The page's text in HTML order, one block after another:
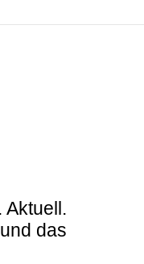
Aktuell.
das